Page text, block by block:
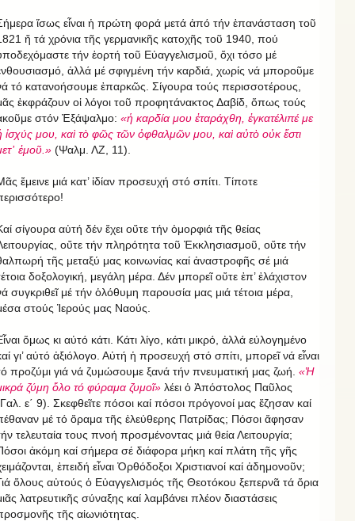
ἴσως εἶναι ἡ πρώτη φορά μετά ἀπό τήν ἐπανάσταση τοῦ
ἤ τά χρόνια τῆς γερμανικῆς κατοχῆς τοῦ 1940, πού
τήν ἑορτή τοῦ Εὐαγγελισμοῦ, ὄχι τόσο μέ
ἀλλά μέ σφιγμένη τήν καρδιά, χωρίς νά μποροῦμε
τό κατανοήσουμε ἐπαρκῶς. Σίγουρα τούς περισσοτέρους,
ἐκφράζουν οἱ λόγοι τοῦ προφητάνακτος Δαβίδ, ὅπως τούς
στόν Ἐξάψαλμο: «ἡ καρδία μου ἐταράχθη, ἐγκατέλιπέ με
ἰσχύς μου, καὶ τὸ φῶς τῶν ὀφθαλμῶν μου, καὶ αὐτὸ οὐκ ἔστι
ἐμοῦ.» (Ψαλμ. ΛΖ, 11).
ἔμεινε μιά κατ’ ἰδίαν προσευχή στό σπίτι. Τίποτε
σίγουρα αὐτή δέν ἔχει οὔτε τήν ὀμορφιά τῆς θείας
οὔτε τήν πληρότητα τοῦ Ἐκκλησιασμοῦ, οὔτε τήν
τῆς μεταξύ μας κοινωνίας καί ἀναστροφῆς σέ μιά
δοξολογική, μεγάλη μέρα. Δέν μπορεῖ οὔτε ἐπ’ ἐλάχιστον
συγκριθεῖ μέ τήν ὁλόθυμη παρουσία μας μιά τέτοια μέρα,
στούς Ἱερούς μας Ναούς.
ὅμως κι αὐτό κάτι. Κάτι λίγο, κάτι μικρό, ἀλλά εὐλογημένο
γι’ αὐτό ἀξιόλογο. Αὐτή ἡ προσευχή στό σπίτι, μπορεῖ νά εἶναι
προζύμι γιά νά ζυμώσουμε ξανά τήν πνευματική μας ζωή. «Ἡ
ζύμη ὅλο τό φύραμα ζυμοῖ» λέει ὁ Ἀπόστολος Παῦλος
ε΄ 9). Σκεφθεῖτε πόσοι καί πόσοι πρόγονοί μας ἔζησαν καί
μέ τό ὅραμα τῆς ἐλεύθερης Πατρίδας; Πόσοι ἄφησαν
τελευταία τους πνοή προσμένοντας μιά θεία Λειτουργία;
ἀκόμη καί σήμερα σέ διάφορα μήκη καί πλάτη τῆς γῆς
ἐπειδή εἶναι Ὀρθόδοξοι Χριστιανοί καί ἀδημονοῦν;
ὅλους αὐτούς ὁ Εὐαγγελισμός τῆς Θεοτόκου ξεπερνᾶ τά ὅρια
λατρευτικῆς σύναξης καί λαμβάνει πλέον διαστάσεις
τῆς αἰωνιότητας.